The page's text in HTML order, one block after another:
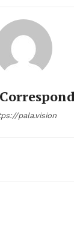
pala.vision